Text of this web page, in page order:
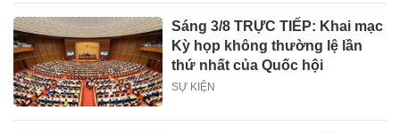
Sáng 3/8 TRỰC TIẾP: Khai mạc
Kỳ họp không thường lệ lần
thứ nhất của Quốc hội
SỰ KIỆN